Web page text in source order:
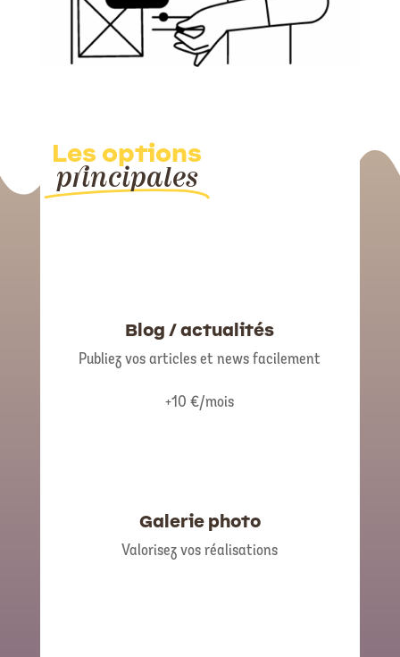
Les options
principales
Blog / actualités
Publiez vos articles et news facilement
+10 €/mois
Galerie photo
Valorisez vos réalisations